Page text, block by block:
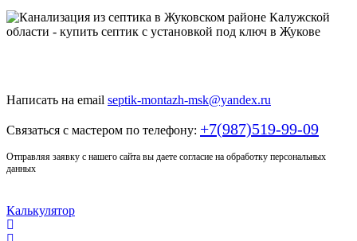
Написать на email septik-montazh-msk@yandex.ru
Связаться с мастером по телефону: +7(987)519-99-09
Отправляя заявку с нашего сайта вы даете согласие на обработку персональных
данных
Калькулятор